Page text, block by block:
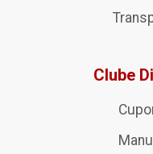
Clube